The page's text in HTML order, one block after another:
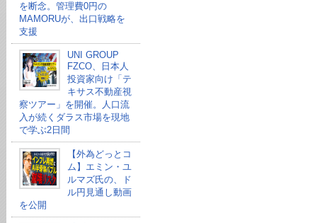
を断念。管理費0円の
MAMORUが、出口戦略を
支援
UNI GROUP
FZCO、日本人
投資家向け「テ
キサス不動産視
察ツアー」を開催。人口流
入が続くダラス市場を現地
で学ぶ2日間
【外為どっとコ
ム】エミン・ユ
ルマズ氏の、ド
ル円見通し動画
を公開